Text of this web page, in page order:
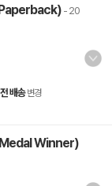
- 20
배송 변경
Winner)